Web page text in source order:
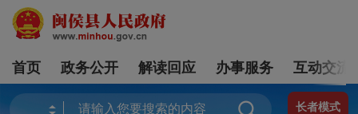
首页 政务公开 解读回应 办事服务 互动交流
长者模式